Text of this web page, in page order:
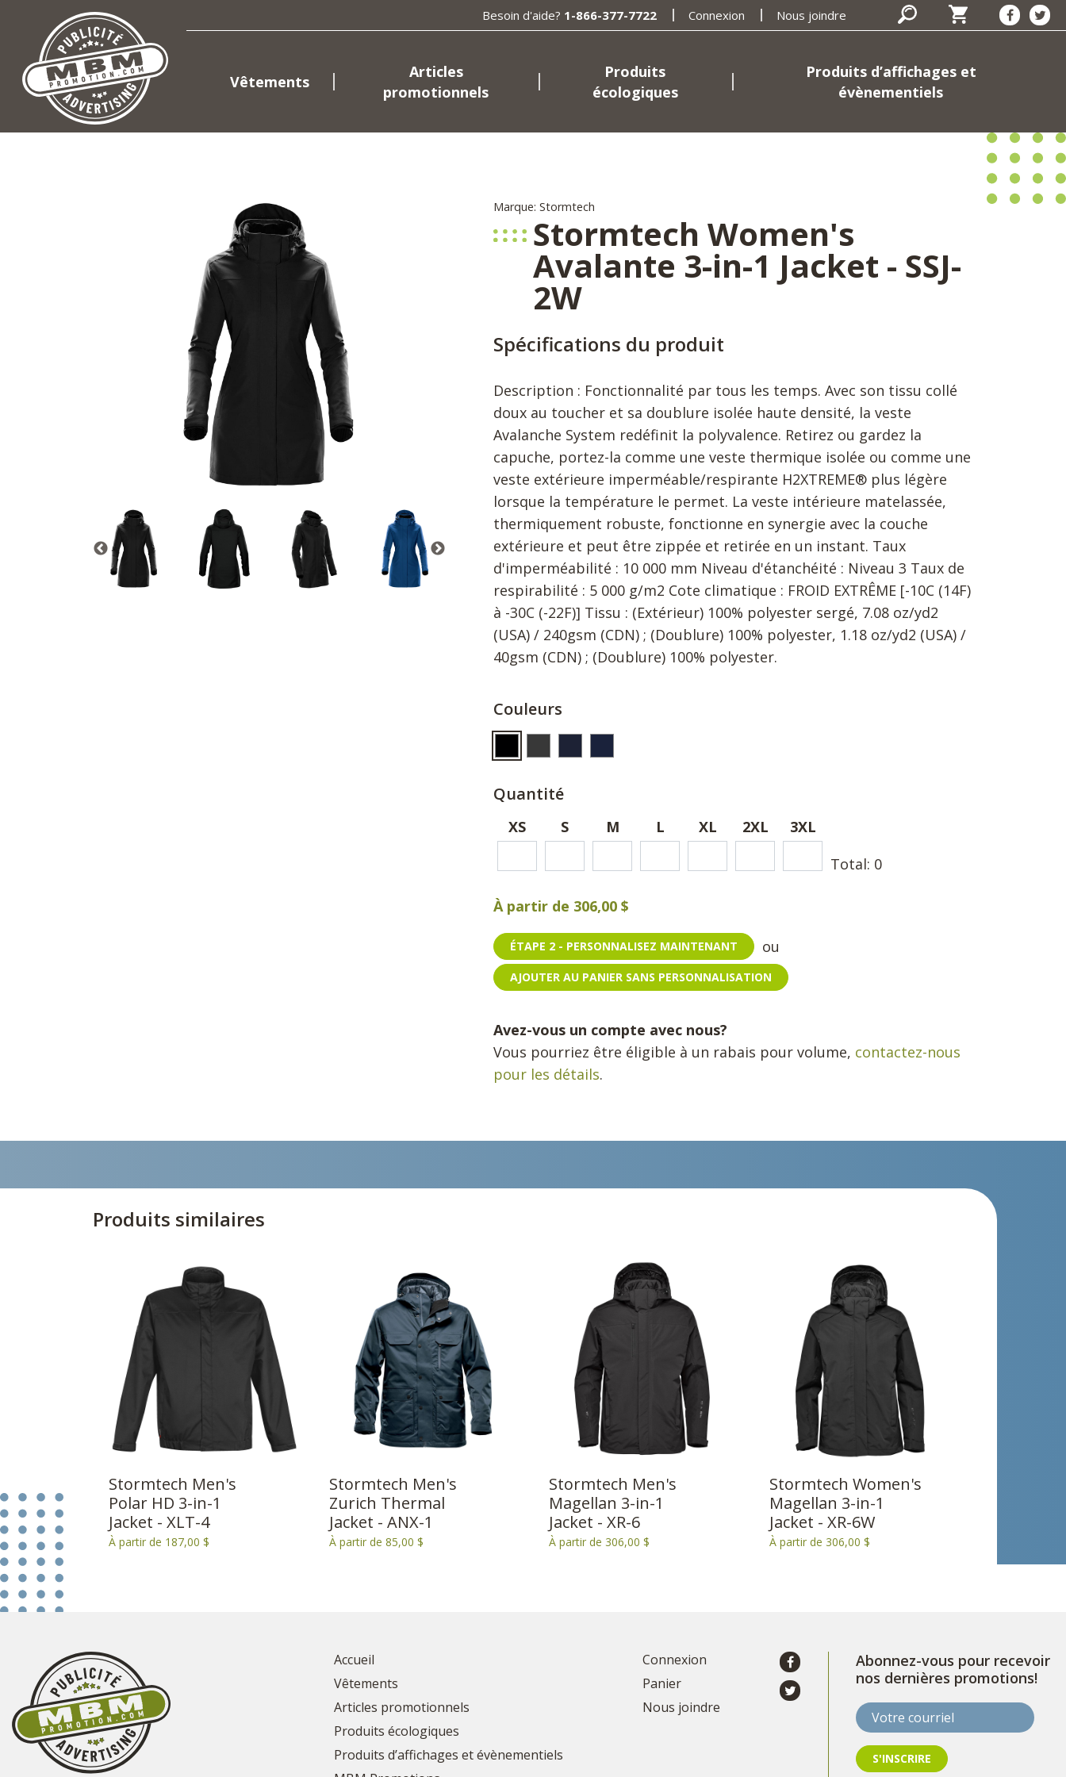
Besoin d'aide? 1-866-377-7722 Connexion Nous joindre
Vêtements
Articles
promotionnels
Produits
écologiques
Produits d’affichages et
évènementiels
Marque: Stormtech
Stormtech Women's
Avalante 3-in-1 Jacket - SSJ-
2W
Spécifications du produit
Description : Fonctionnalité par tous les temps. Avec son tissu collé
doux au toucher et sa doublure isolée haute densité, la veste
Avalanche System redéfinit la polyvalence. Retirez ou gardez la
capuche, portez-la comme une veste thermique isolée ou comme une
veste extérieure imperméable/respirante H2XTREME® plus légère
lorsque la température le permet. La veste intérieure matelassée,
thermiquement robuste, fonctionne en synergie avec la couche
extérieure et peut être zippée et retirée en un instant. Taux
d'imperméabilité : 10 000 mm Niveau d'étanchéité : Niveau 3 Taux de
respirabilité : 5 000 g/m2 Cote climatique : FROID EXTRÊME [-10C (14F)
à -30C (-22F)] Tissu : (Extérieur) 100% polyester sergé, 7.08 oz/yd2
(USA) / 240gsm (CDN) ; (Doublure) 100% polyester, 1.18 oz/yd2 (USA) /
40gsm (CDN) ; (Doublure) 100% polyester.
Couleurs
Quantité
XS S M L XL 2XL
3XL
Total: 0
À partir de 306,00 $
ÉTAPE 2 - PERSONNALISEZ MAINTENANT ou
AJOUTER AU PANIER SANS PERSONNALISATION
Avez-vous un compte avec nous?
Vous pourriez être éligible à un rabais pour volume, contactez-nous
pour les détails.
Produits similaires
Stormtech Men's
Polar HD 3-in-1
Jacket - XLT-4
À partir de 187,00 $
Stormtech Men's
Zurich Thermal
Jacket - ANX-1
À partir de 85,00 $
Stormtech Men's
Magellan 3-in-1
Jacket - XR-6
À partir de 306,00 $
Stormtech Women's
Magellan 3-in-1
Jacket - XR-6W
À partir de 306,00 $
Accueil
Vêtements
Articles promotionnels
Produits écologiques
Produits d’affichages et évènementiels
Connexion
Panier
Nous joindre
Abonnez-vous pour recevoir
nos dernières promotions!
Votre courriel
S'INSCRIRE